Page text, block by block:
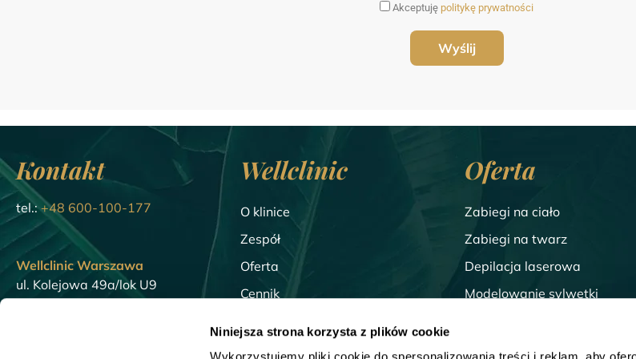
Niniejsza strona korzysta z plików cookie
Akceptuję politykę prywatności
Kontakt
tel.:+48 600-100-177
Wellclinic Warszawa
ul. Kolejowa 49a/lok U9
01-210 Warszawa
Wellclinic
O klinice
Zespół
Oferta
Cennik
Oferta
Zabiegi na ciało
Zabiegi na twarz
Depilacja laserowa
Modelowanie sylwetki